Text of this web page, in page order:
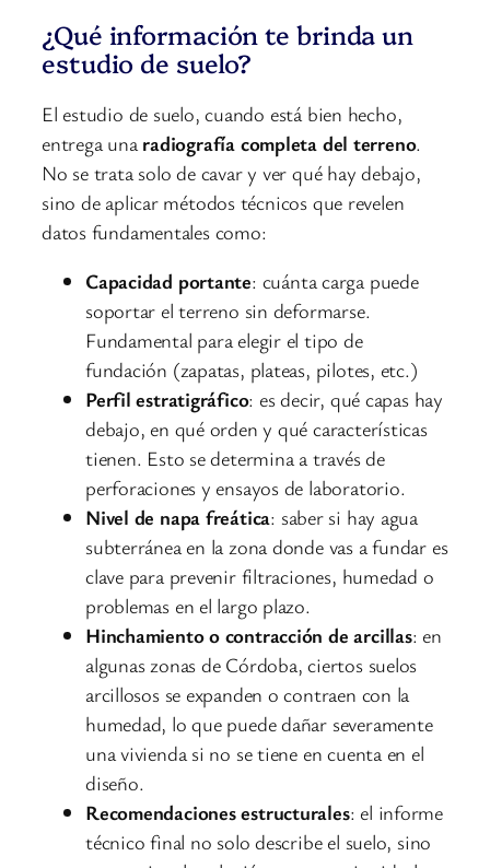
¿Qué información te brinda un
estudio de suelo?
El estudio de suelo, cuando está bien hecho,
entrega una radiografía completa del terreno.
No se trata solo de cavar y ver qué hay debajo,
sino de aplicar métodos técnicos que revelen
datos fundamentales como:
Capacidad portante: cuánta carga puede
soportar el terreno sin deformarse.
Fundamental para elegir el tipo de
fundación (zapatas, plateas, pilotes, etc.)
Perfil estratigráfico: es decir, qué capas hay
debajo, en qué orden y qué características
tienen. Esto se determina a través de
perforaciones y ensayos de laboratorio.
Nivel de napa freática: saber si hay agua
subterránea en la zona donde vas a fundar es
clave para prevenir filtraciones, humedad o
problemas en el largo plazo.
Hinchamiento o contracción de arcillas: en
algunas zonas de Córdoba, ciertos suelos
arcillosos se expanden o contraen con la
humedad, lo que puede dañar severamente
una vivienda si no se tiene en cuenta en el
diseño.
Recomendaciones estructurales: el informe
técnico final no solo describe el suelo, sino